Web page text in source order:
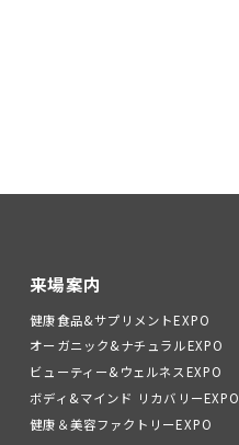
来場案内
健康食品&サプリメントEXPO
オーガニック&ナチュラルEXPO
ビューティー&ウェルネスEXPO
ボディ&マインド リカバリーEXPO
健康＆美容ファクトリーEXPO